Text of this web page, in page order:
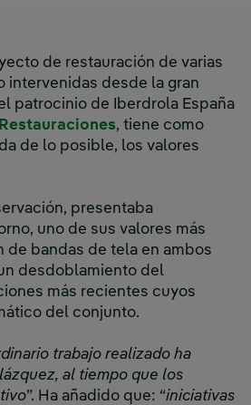
de restauración de varias
intervenidas desde la gran
patrocinio de Iberdrola España
, tiene como
de lo posible, los valores
presentaba
uno de sus valores más
de bandas de tela en ambos
desdoblamiento del
más recientes cuyos
del conjunto.
trabajo realizado ha
al tiempo que los
”. Ha añadido que: “iniciativas